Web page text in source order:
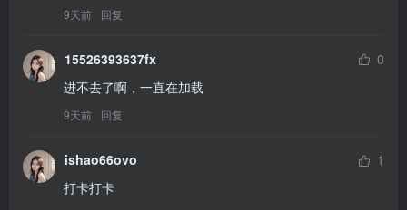
9天前 回复
15526393637fx
0
进不去了啊，一直在加载
9天前 回复
ishao66ovo
1
打卡打卡